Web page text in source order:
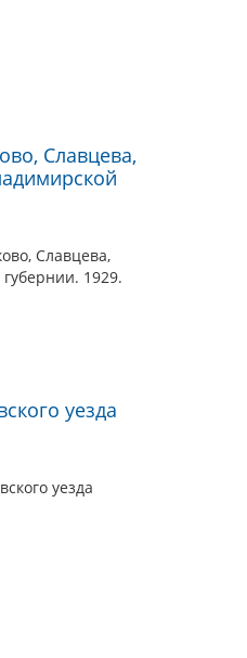
Славцева,
Славцева,
1929.
уезда
уезда